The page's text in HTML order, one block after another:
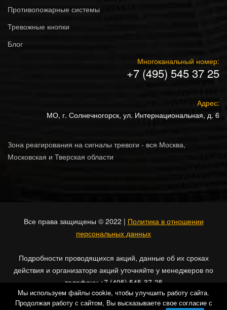
Противопожарные системы
Тревожные кнопки
Блог
Многоканальный номер:
+7 (495) 545 37 25
Адрес:
МО, г. Солнечногорск, ул. Интернациональная, д. 6
Зона реагирования на сигналы тревоги - вся Москва,
Московская и Тверская области
Все права защищены © 2022 | Политика в отношении
персональных данных
Подробности проводящихся акций, данные об их сроках
действия и организаторе акций уточняйте у менеджеров по
телефону +7 (495) 545-37-25
Мы используем файлы cookie, чтобы улучшить работу сайта.
Продолжая работу с сайтом, Вы высказываете свое согласие с